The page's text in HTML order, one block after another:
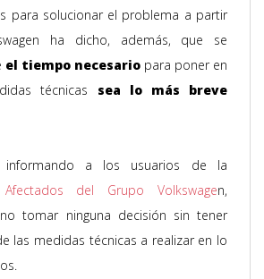
para solucionar el problema a partir
ha dicho, además, que se
el tiempo necesario para poner en
técnicas sea lo más breve
informando a los usuarios de la
del Grupo Volkswagen,
tomar ninguna decisión sin tener
las medidas técnicas a realizar en lo